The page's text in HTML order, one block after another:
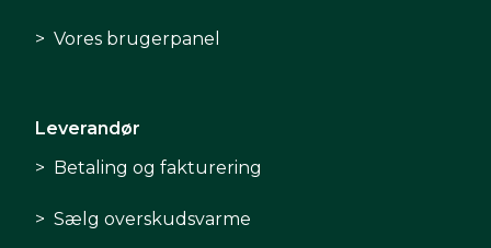
Vores brugerpanel
Leverandør
Betaling og fakturering
Sælg overskudsvarme